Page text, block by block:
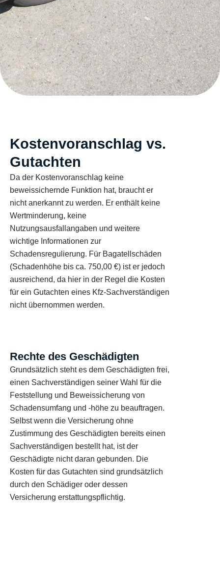
Kostenvoranschlag vs.
Gutachten
Da der Kostenvoranschlag keine
beweissichernde Funktion hat, braucht er
nicht anerkannt zu werden. Er enthält keine
Wertminderung, keine
Nutzungsausfallangaben und weitere
wichtige Informationen zur
Schadensregulierung. Für Bagatellschäden
(Schadenhöhe bis ca. 750,00 €) ist er jedoch
ausreichend, da hier in der Regel die Kosten
für ein Gutachten eines Kfz-Sachverständigen
nicht übernommen werden.
Rechte des Geschädigten
Grundsätzlich steht es dem Geschädigten frei,
einen Sachverständigen seiner Wahl für die
Feststellung und Beweissicherung von
Schadensumfang und -höhe zu beauftragen.
Selbst wenn die Versicherung ohne
Zustimmung des Geschädigten bereits einen
Sachverständigen bestellt hat, ist der
Geschädigte nicht daran gebunden. Die
Kosten für das Gutachten sind grundsätzlich
durch den Schädiger oder dessen
Versicherung erstattungspflichtig.